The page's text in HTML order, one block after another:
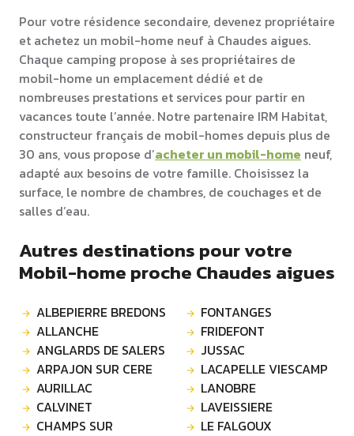
Pour votre résidence secondaire, devenez propriétaire
et achetez un mobil-home neuf à Chaudes aigues.
Chaque camping propose à ses propriétaires de
mobil-home un emplacement dédié et de
nombreuses prestations et services pour partir en
vacances toute l’année. Notre partenaire IRM Habitat,
constructeur français de mobil-homes depuis plus de
30 ans, vous propose d’acheter un mobil-home neuf,
adapté aux besoins de votre famille. Choisissez la
surface, le nombre de chambres, de couchages et de
salles d’eau.
Autres destinations pour votre
Mobil-home proche Chaudes aigues
ALBEPIERRE BREDONS
ALLANCHE
ANGLARDS DE SALERS
ARPAJON SUR CERE
AURILLAC
CALVINET
CHAMPS SUR
FONTANGES
FRIDEFONT
JUSSAC
LACAPELLE VIESCAMP
LANOBRE
LAVEISSIERE
LE FALGOUX